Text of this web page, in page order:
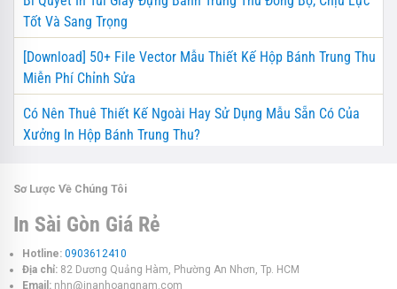
Tốt Và Sang Trọng
[Download] 50+ File Vector Mẫu Thiết Kế Hộp Bánh Trung Thu
Miễn Phí Chỉnh Sửa
Có Nên Thuê Thiết Kế Ngoài Hay Sử Dụng Mẫu Sẵn Có Của
Xưởng In Hộp Bánh Trung Thu?
Sơ Lược Về Chúng Tôi
In Sài Gòn Giá Rẻ
Hotline: 0903612410
Địa chỉ: 82 Dương Quảng Hàm, Phường An Nhơn, Tp. HCM
Email: nhn@inanhoangnam.com